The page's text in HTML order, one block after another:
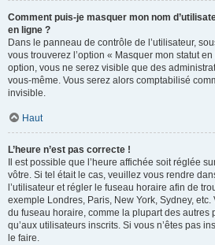
Comment puis-je masquer mon nom
en ligne ?
Dans le panneau de contrôle de l’utilisateur,
vous trouverez l’option « Masquer mon statut
option, vous ne serez visible que des
vous-même. Vous serez alors comptabilisé
invisible.
Haut
L’heure n’est pas correcte !
Il est possible que l’heure affichée soit réglée
vôtre. Si tel était le cas, veuillez vous rendre
l’utilisateur et régler le fuseau horaire afin de
exemple Londres, Paris, New York, Sydney,
du fuseau horaire, comme la plupart des autres
qu’aux utilisateurs inscrits. Si vous n’êtes pas
le faire.